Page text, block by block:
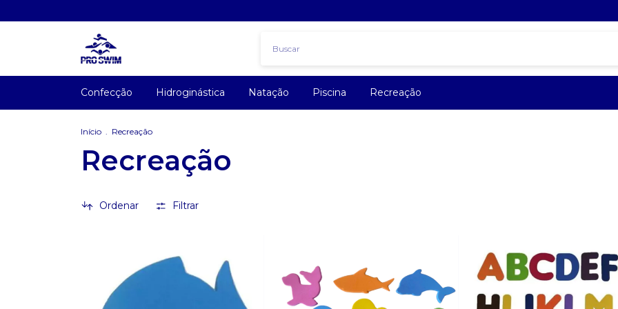
Confecção Hidroginástica Natação Piscina Recreação
Início . Recreação
Recreação
Ordenar Filtrar